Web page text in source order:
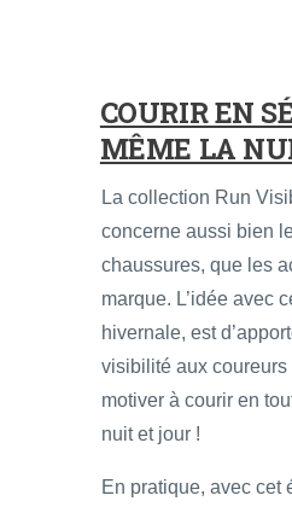
COURIR EN
MÊME LA
La collection Run
concerne aussi bien
chaussures, que les
marque. L’idée avec
hivernale, est
visibilité aux
motiver à courir en
nuit et jour !
En pratique, avec cet